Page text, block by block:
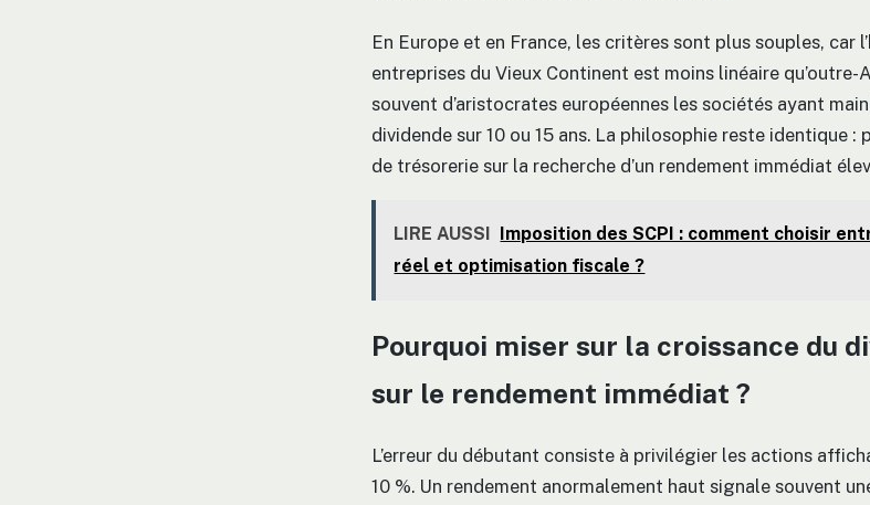
En Europe et en France, les critères sont plus souples, car
entreprises du Vieux Continent est moins linéaire
souvent d’aristocrates européennes les sociétés ayant
dividende sur 10 ou 15 ans. La philosophie reste identique
de trésorerie sur la recherche d’un rendement immédiat
LIRE AUSSI Imposition des SCPI : comment choisir
réel et optimisation fiscale ?
Pourquoi miser sur la croissance du
sur le rendement immédiat ?
L’erreur du débutant consiste à privilégier les actions
10 %. Un rendement anormalement haut signale souvent